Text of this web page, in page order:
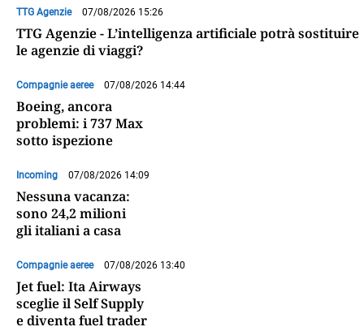
TTG Agenzie 07/08/2026 15:26
TTG Agenzie - L’intelligenza artificiale potrà sostituire
le agenzie di viaggi?
Compagnie aeree 07/08/2026 14:44
Boeing, ancora
problemi: i 737 Max
sotto ispezione
Incoming 07/08/2026 14:09
Nessuna vacanza:
sono 24,2 milioni
gli italiani a casa
Compagnie aeree 07/08/2026 13:40
Jet fuel: Ita Airways
sceglie il Self Supply
e diventa fuel trader